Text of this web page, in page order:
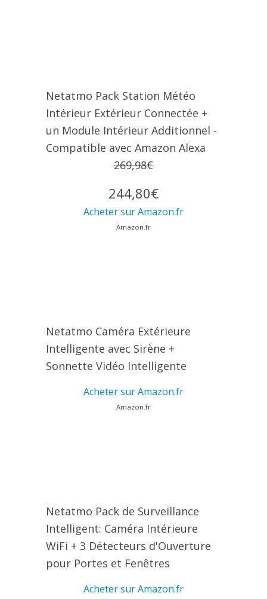
Netatmo Pack Station Météo
Intérieur Extérieur Connectée +
un Module Intérieur Additionnel -
Compatible avec Amazon Alexa
269,98€
244,80€
Acheter sur Amazon.fr
Amazon.fr
Netatmo Caméra Extérieure
Intelligente avec Sirène +
Sonnette Vidéo Intelligente
Acheter sur Amazon.fr
Amazon.fr
Netatmo Pack de Surveillance
Intelligent: Caméra Intérieure
WiFi + 3 Détecteurs d'Ouverture
pour Portes et Fenêtres
Acheter sur Amazon.fr